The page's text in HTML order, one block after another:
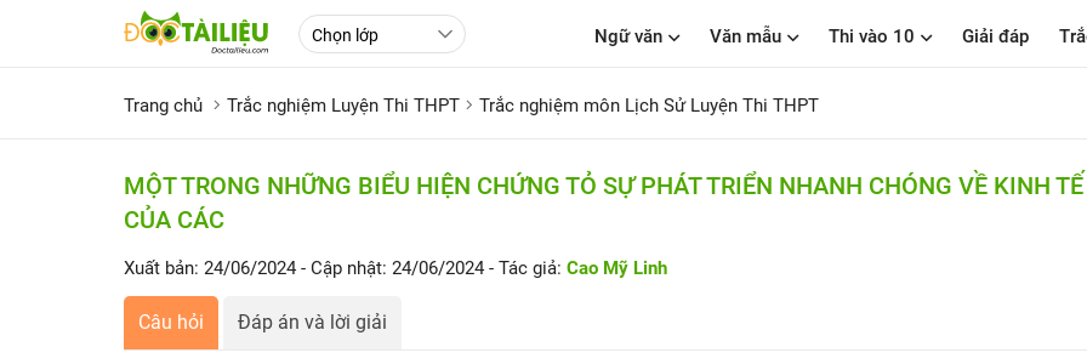
Ngữ văn Văn mẫu Thi vào 10 Giải đáp
Trang chủ Trắc nghiệm Luyện Thi THPT Trắc nghiệm môn Lịch Sử Luyện Thi THPT
MỘT TRONG NHỮNG BIỂU HIỆN CHỨNG TỎ SỰ PHÁT TRIỂN NHANH CHÓNG VỀ KINH TẾ
CỦA CÁC
Xuất bản: 24/06/2024 - Cập nhật: 24/06/2024 - Tác giả: Cao Mỹ Linh
Câu hỏi Đáp án và lời giải